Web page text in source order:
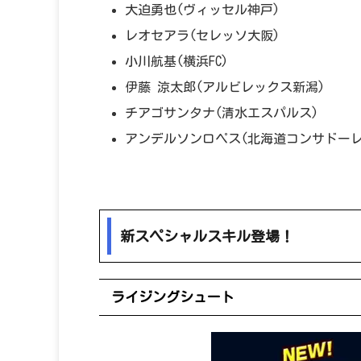
大迫勇也(ヴィッセル神戸)
レオセアラ(セレッソ大阪)
小川航基(横浜FC)
伊藤 涼太郎(アルビレックス新潟)
チアゴサンタナ(清水エスパルス)
アンデルソンロペス(北海道コンサドー
新スペシャルスキル登場！
ライジングシュート